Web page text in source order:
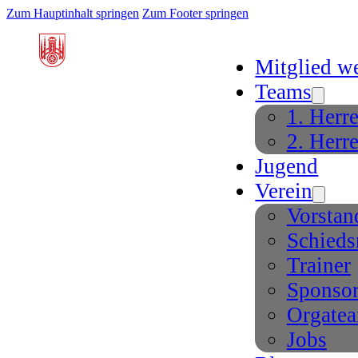
Zum Hauptinhalt springen Zum Footer springen
Mitglied
Teams
1.
2.
Jugend
Verein
Trainer
Jobs